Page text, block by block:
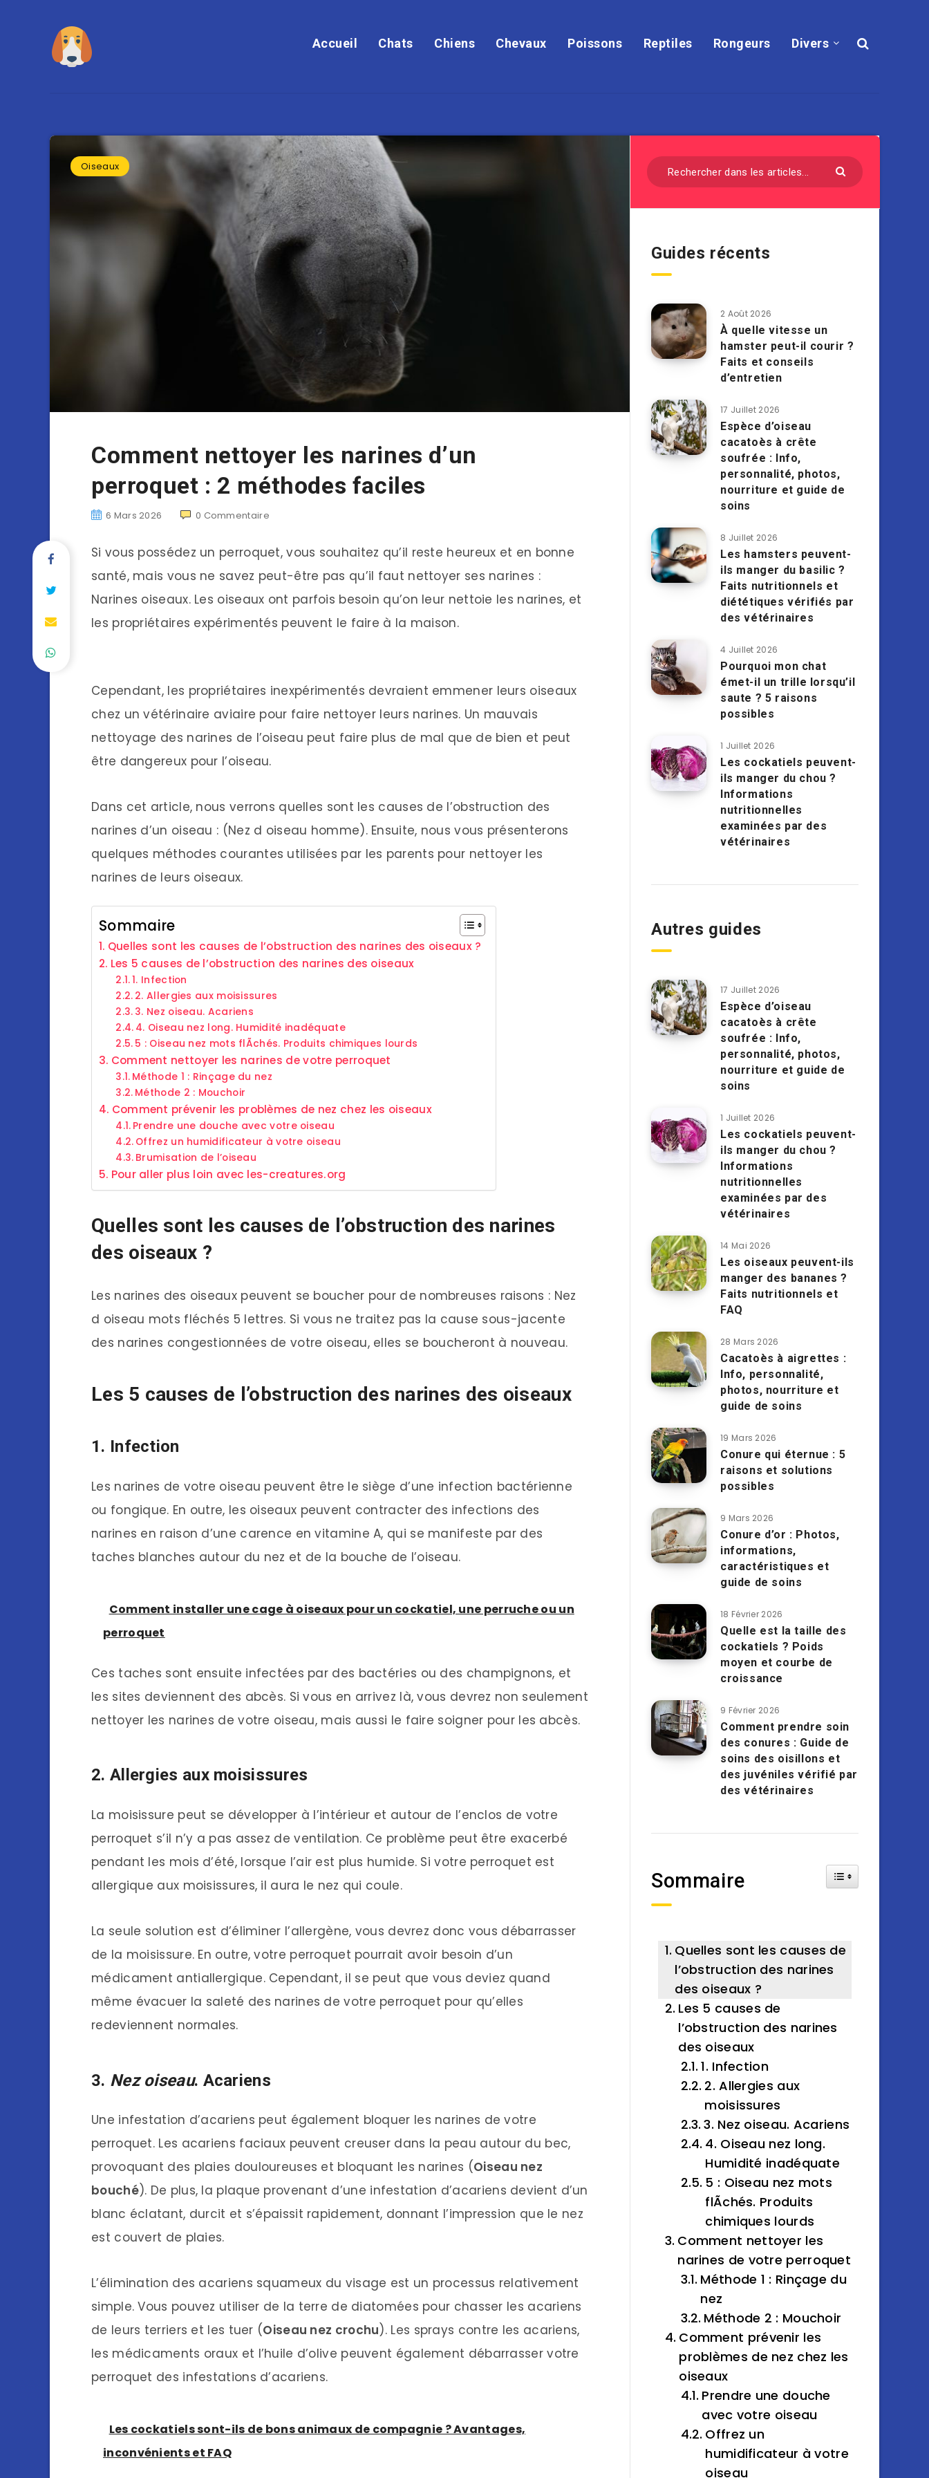
Accueil Chats Chiens Chevaux Poissons Reptiles Rongeurs Divers
Oiseaux
Comment nettoyer les narines d’un
perroquet : 2 méthodes faciles
6 Mars 2026 0 Commentaire
Si vous possédez un perroquet, vous souhaitez qu’il reste heureux et en bonne
santé, mais vous ne savez peut-être pas qu’il faut nettoyer ses narines :
Narines oiseaux. Les oiseaux ont parfois besoin qu’on leur nettoie les narines, et
les propriétaires expérimentés peuvent le faire à la maison.
Cependant, les propriétaires inexpérimentés devraient emmener leurs oiseaux
chez un vétérinaire aviaire pour faire nettoyer leurs narines. Un mauvais
nettoyage des narines de l’oiseau peut faire plus de mal que de bien et peut
être dangereux pour l’oiseau.
Dans cet article, nous verrons quelles sont les causes de l’obstruction des
narines d’un oiseau : (Nez d oiseau homme). Ensuite, nous vous présenterons
quelques méthodes courantes utilisées par les parents pour nettoyer les
narines de leurs oiseaux.
Sommaire
Quelles sont les causes de l’obstruction des narines des oiseaux ?
Les 5 causes de l’obstruction des narines des oiseaux
1. Infection
2. Allergies aux moisissures
3. Nez oiseau. Acariens
4. Oiseau nez long. Humidité inadéquate
5 : Oiseau nez mots flÃchés. Produits chimiques lourds
Comment nettoyer les narines de votre perroquet
Méthode 1 : Rinçage du nez
Méthode 2 : Mouchoir
Comment prévenir les problèmes de nez chez les oiseaux
Prendre une douche avec votre oiseau
Offrez un humidificateur à votre oiseau
Brumisation de l’oiseau
Pour aller plus loin avec les-creatures.org
Quelles sont les causes de l’obstruction des narines
des oiseaux ?
Les narines des oiseaux peuvent se boucher pour de nombreuses raisons : Nez
d oiseau mots fléchés 5 lettres. Si vous ne traitez pas la cause sous-jacente
des narines congestionnées de votre oiseau, elles se boucheront à nouveau.
Les 5 causes de l’obstruction des narines des oiseaux
1. Infection
Les narines de votre oiseau peuvent être le siège d’une infection bactérienne
ou fongique. En outre, les oiseaux peuvent contracter des infections des
narines en raison d’une carence en vitamine A, qui se manifeste par des
taches blanches autour du nez et de la bouche de l’oiseau.
Comment installer une cage à oiseaux pour un cockatiel, une perruche ou un
perroquet
Ces taches sont ensuite infectées par des bactéries ou des champignons, et
les sites deviennent des abcès. Si vous en arrivez là, vous devrez non seulement
nettoyer les narines de votre oiseau, mais aussi le faire soigner pour les abcès.
2. Allergies aux moisissures
La moisissure peut se développer à l’intérieur et autour de l’enclos de votre
perroquet s’il n’y a pas assez de ventilation. Ce problème peut être exacerbé
pendant les mois d’été, lorsque l’air est plus humide. Si votre perroquet est
allergique aux moisissures, il aura le nez qui coule.
La seule solution est d’éliminer l’allergène, vous devrez donc vous débarrasser
de la moisissure. En outre, votre perroquet pourrait avoir besoin d’un
médicament antiallergique. Cependant, il se peut que vous deviez quand
même évacuer la saleté des narines de votre perroquet pour qu’elles
redeviennent normales.
3. Nez oiseau. Acariens
Une infestation d’acariens peut également bloquer les narines de votre
perroquet. Les acariens faciaux peuvent creuser dans la peau autour du bec,
provoquant des plaies douloureuses et bloquant les narines (Oiseau nez
bouché). De plus, la plaque provenant d’une infestation d’acariens devient d’un
blanc éclatant, durcit et s’épaissit rapidement, donnant l’impression que le nez
est couvert de plaies.
L’élimination des acariens squameux du visage est un processus relativement
simple. Vous pouvez utiliser de la terre de diatomées pour chasser les acariens
de leurs terriers et les tuer (Oiseau nez crochu). Les sprays contre les acariens,
les médicaments oraux et l’huile d’olive peuvent également débarrasser votre
perroquet des infestations d’acariens.
Les cockatiels sont-ils de bons animaux de compagnie ? Avantages,
inconvénients et FAQ
Guides récents
2 Août 2026
À quelle vitesse un
hamster peut-il courir ?
Faits et conseils
d’entretien
17 Juillet 2026
Espèce d’oiseau
cacatoès à crête
soufrée : Info,
personnalité, photos,
nourriture et guide de
soins
8 Juillet 2026
Les hamsters peuvent-
ils manger du basilic ?
Faits nutritionnels et
diététiques vérifiés par
des vétérinaires
4 Juillet 2026
Pourquoi mon chat
émet-il un trille lorsqu’il
saute ? 5 raisons
possibles
1 Juillet 2026
Les cockatiels peuvent-
ils manger du chou ?
Informations
nutritionnelles
examinées par des
vétérinaires
Autres guides
17 Juillet 2026
Espèce d’oiseau
cacatoès à crête
soufrée : Info,
personnalité, photos,
nourriture et guide de
soins
1 Juillet 2026
Les cockatiels peuvent-
ils manger du chou ?
Informations
nutritionnelles
examinées par des
vétérinaires
14 Mai 2026
Les oiseaux peuvent-ils
manger des bananes ?
Faits nutritionnels et
FAQ
28 Mars 2026
Cacatoès à aigrettes :
Info, personnalité,
photos, nourriture et
guide de soins
19 Mars 2026
Conure qui éternue : 5
raisons et solutions
possibles
9 Mars 2026
Conure d’or : Photos,
informations,
caractéristiques et
guide de soins
18 Février 2026
Quelle est la taille des
cockatiels ? Poids
moyen et courbe de
croissance
9 Février 2026
Comment prendre soin
des conures : Guide de
soins des oisillons et
des juvéniles vérifié par
des vétérinaires
Sommaire Toggle Table of
Quelles sont les causes de
l’obstruction des narines
des oiseaux ?
Les 5 causes de
l’obstruction des narines
des oiseaux
1. Infection
2. Allergies aux
moisissures
3. Nez oiseau. Acariens
4. Oiseau nez long.
Humidité inadéquate
5 : Oiseau nez mots
flÃchés. Produits
chimiques lourds
Comment nettoyer les
narines de votre perroquet
Méthode 1 : Rinçage du
nez
Méthode 2 : Mouchoir
Comment prévenir les
problèmes de nez chez les
oiseaux
Prendre une douche
avec votre oiseau
Offrez un
humidificateur à votre
oiseau